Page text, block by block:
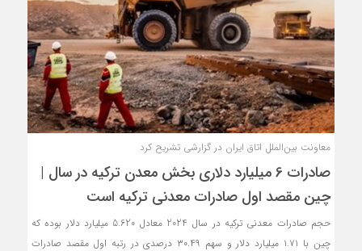
معاونت بین‌الملل اتاق ایران در گزارشی تشریح کرد
صادرات 6 میلیارد دلاری بخش معدن ترکیه در سال |
چین مقصد اول صادرات معدنی ترکیه است
حجم صادرات معدنی ترکیه در سال 2024 معادل 5.620 میلیارد دلار بوده که
چین با ۱.۷۱ میلیارد دلار و سهم ۳۰.۴۹ درصدی در رتبه اول مقصد صادرات